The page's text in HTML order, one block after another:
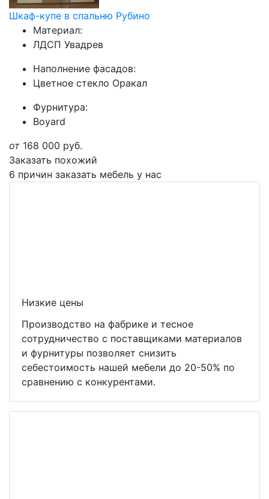
Шкаф-купе в спальню Рубино
Материал:
ЛДСП Увадрев
Наполнение фасадов:
Цветное стекло Оракал
Фурнитура:
Boyard
от 168 000 руб.
Заказать похожий
6 причин заказать мебель у нас
Низкие цены
Производство на фабрике и тесное
сотрудничество с поставщиками материалов
и фурнитуры позволяет снизить
себестоимость нашей мебели до 20-50% по
сравнению с конкурентами.